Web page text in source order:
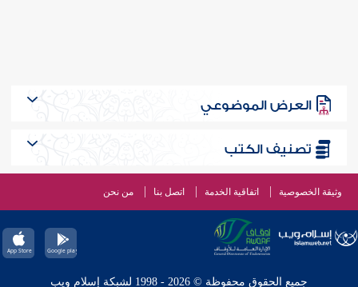
العرض الموضوعي
تصنيف الكتب
وثيقة الخصوصية اتفاقية الخدمة اتصل بنا من نحن
جميع الحقوق محفوظة © 2026 - 1998 لشبكة إسلام ويب